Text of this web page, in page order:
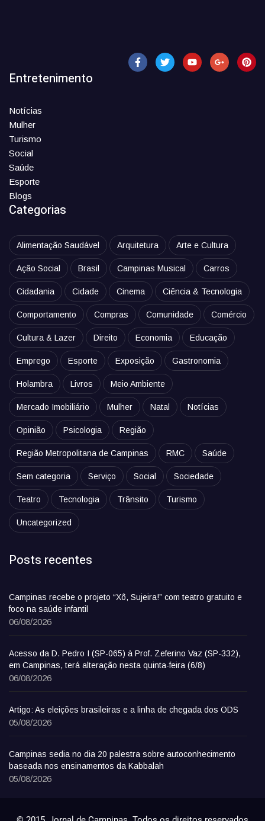
Entretenimento
Notícias
Mulher
Turismo
Social
Saúde
Esporte
Blogs
Categorias
Alimentação Saudável Arquitetura Arte e Cultura
Ação Social Brasil Campinas Musical Carros
Cidadania Cidade Cinema Ciência & Tecnologia
Comportamento Compras Comunidade Comércio
Cultura & Lazer Direito Economia Educação
Emprego Esporte Exposição Gastronomia
Holambra Livros Meio Ambiente
Mercado Imobiliário Mulher Natal Notícias
Opinião Psicologia Região
Região Metropolitana de Campinas RMC Saúde
Sem categoria Serviço Social Sociedade
Teatro Tecnologia Trânsito Turismo
Uncategorized
Posts recentes
Campinas recebe o projeto “Xô, Sujeira!” com teatro gratuito e
foco na saúde infantil
06/08/2026
Acesso da D. Pedro I (SP-065) à Prof. Zeferino Vaz (SP-332),
em Campinas, terá alteração nesta quinta-feira (6/8)
06/08/2026
Artigo: As eleições brasileiras e a linha de chegada dos ODS
05/08/2026
Campinas sedia no dia 20 palestra sobre autoconhecimento
baseada nos ensinamentos da Kabbalah
05/08/2026